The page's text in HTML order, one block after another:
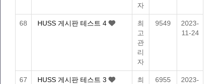
자
68 HUSS 게시판 테스트 4
최
고
관
리
자
9549
2023-
11-24
67 HUSS 게시판 테스트 3
최
6955
2023-